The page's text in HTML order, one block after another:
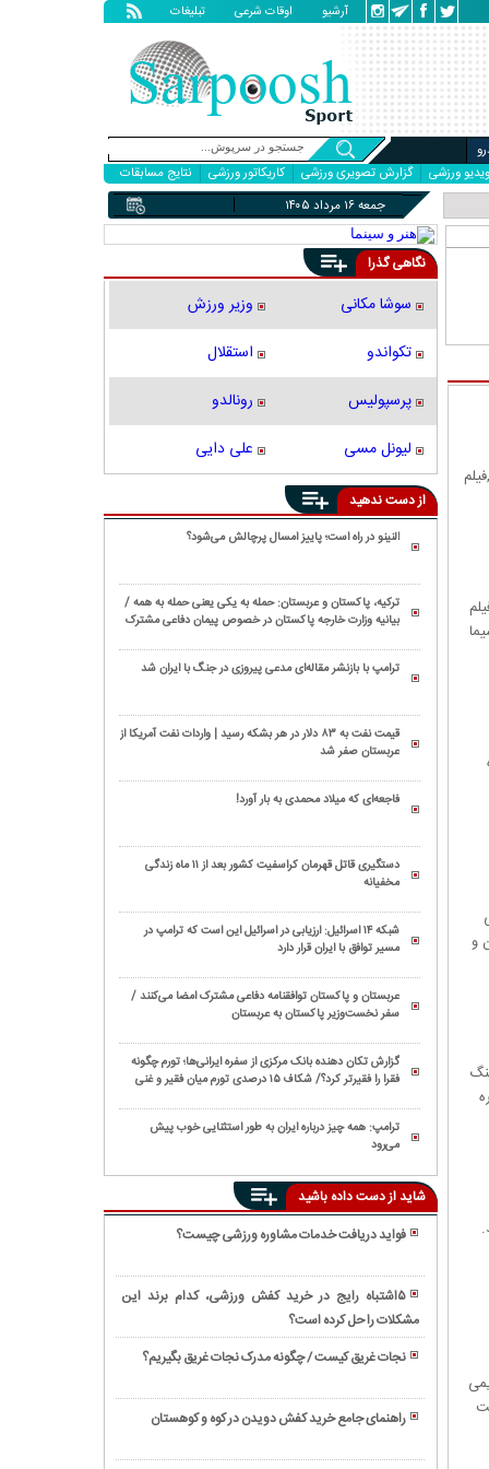
تبلیغات اوقات شرعی آرشیو
ویدیو ورزشی گزارش تصویری ورزشی کاریکاتور ورزشی نتایج مسابقات
جمعه ۱۶ مرداد ۱۴۰۵
و
نگاهی گذرا
سوشا مکانی
وزیر ورزش
تکواندو
استقلال
پرسپولیس
رونالدو
لیونل مسی
علی دایی
از دست ندهید
النینو در راه است؛ پاییز امسال پرچالش می‌شود؟
ترکیه، پاکستان و عربستان: حمله به یکی یعنی حمله به همه /
بیانیه وزارت خارجه پاکستان در خصوص پیمان دفاعی مشترک
ترامپ با بازنشر مقاله‌ای مدعی پیروزی در جنگ با ایران شد
قیمت نفت به ۸۳ دلار در هر بشکه رسید | واردات نفت آمریکا از
عربستان صفر شد
فاجعه‌ای که میلاد محمدی به بار آورد!
دستگیری قاتل قهرمان کراسفیت کشور بعد از ۱۱ ماه زندگی
مخفیانه
شبکه ۱۴ اسرائیل: ارزیابی در اسرائیل این است که ترامپ در
مسیر توافق با ایران قرار دارد
عربستان و پاکستان توافقنامه دفاعی مشترک امضا می‌کنند /
سفر نخست‌وزیر پاکستان به عربستان
گزارش تکان‌ دهنده بانک مرکزی از سفره ایرانی‌ها؛ تورم چگونه
فقرا را فقیرتر کرد؟/ شکاف ۱۵ درصدی تورم میان فقیر و غنی
ترامپ: همه چیز درباره ایران به طور استثنایی خوب پیش
می‌رود
شاید از دست داده باشید
فواید دریافت خدمات مشاوره ورزشی چیست؟
۵اشتباه رایج در خرید کفش ورزشی، کدام برند این
مشکلات را حل کرده‌ است؟
نجات غریق کیست / چگونه مدرک نجات غریق بگیریم؟
راهنمای جامع خرید کفش دویدن در کوه و کوهستان